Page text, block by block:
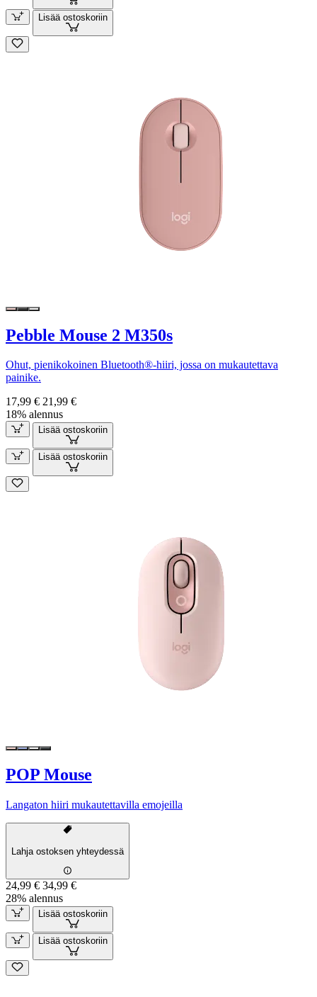
Lisää ostoskoriin
Pebble Mouse 2 M350s
Ohut, pienikokoinen Bluetooth®-hiiri, jossa on mukautettava
painike.
17,99 € 21,99 €
18% alennus
Lisää ostoskoriin
Lisää ostoskoriin
POP Mouse
Langaton hiiri mukautettavilla emojeilla
Lahja ostoksen yhteydessä
24,99 € 34,99 €
28% alennus
Lisää ostoskoriin
Lisää ostoskoriin